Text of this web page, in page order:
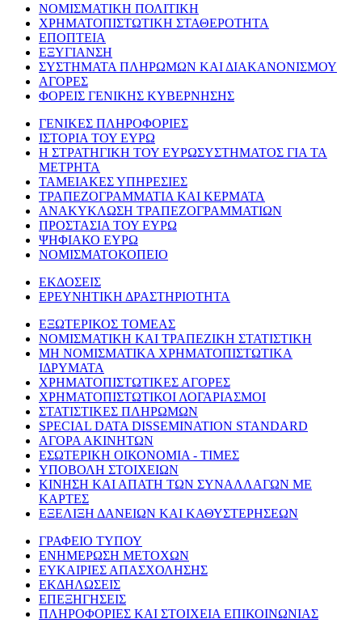
ΝΟΜΙΣΜΑΤΙΚΗ ΠΟΛΙΤΙΚΗ
ΧΡΗΜΑΤΟΠΙΣΤΩΤΙΚΗ ΣΤΑΘΕΡΟΤΗΤΑ
ΕΠΟΠΤΕΙΑ
ΕΞΥΓΙΑΝΣΗ
ΣΥΣΤΗΜΑΤΑ ΠΛΗΡΩΜΩΝ ΚΑΙ ΔΙΑΚΑΝΟΝΙΣΜΟΥ
ΑΓΟΡΕΣ
ΦΟΡΕΙΣ ΓΕΝΙΚΗΣ ΚΥΒΕΡΝΗΣΗΣ
ΓΕΝΙΚΕΣ ΠΛΗΡΟΦΟΡΙΕΣ
ΙΣΤΟΡΙΑ ΤΟΥ ΕΥΡΩ
Η ΣΤΡΑΤΗΓΙΚΗ ΤΟΥ ΕΥΡΩΣΥΣΤΗΜΑΤΟΣ ΓΙΑ ΤΑ
ΜΕΤΡΗΤΑ
ΤΑΜΕΙΑΚΕΣ ΥΠΗΡΕΣΙΕΣ
ΤΡΑΠΕΖΟΓΡΑΜΜΑΤΙΑ ΚΑΙ ΚΕΡΜΑΤΑ
ΑΝΑΚΥΚΛΩΣΗ ΤΡΑΠΕΖΟΓΡΑΜΜΑΤΙΩΝ
ΠΡΟΣΤΑΣΙΑ ΤΟΥ ΕΥΡΩ
ΨΗΦΙΑΚΟ ΕΥΡΩ
ΝΟΜΙΣΜΑΤΟΚΟΠΕΙΟ
ΕΚΔΟΣΕΙΣ
ΕΡΕΥΝΗΤΙΚΗ ΔΡΑΣΤΗΡΙΟΤΗΤΑ
ΕΞΩΤΕΡΙΚΟΣ ΤΟΜΕΑΣ
ΝΟΜΙΣΜΑΤΙΚΗ ΚΑΙ ΤΡΑΠΕΖΙΚΗ ΣΤΑΤΙΣΤΙΚΗ
ΜΗ ΝΟΜΙΣΜΑΤΙΚΑ ΧΡΗΜΑΤΟΠΙΣΤΩΤΙΚΑ
ΙΔΡΥΜΑΤΑ
ΧΡΗΜΑΤΟΠΙΣΤΩΤΙΚΕΣ ΑΓΟΡΕΣ
ΧΡΗΜΑΤΟΠΙΣΤΩΤΙΚΟΙ ΛΟΓΑΡΙΑΣΜΟΙ
ΣΤΑΤΙΣΤΙΚΕΣ ΠΛΗΡΩΜΩΝ
SPECIAL DATA DISSEMINATION STANDARD
ΑΓΟΡΑ ΑΚΙΝΗΤΩΝ
ΕΣΩΤΕΡΙΚΗ ΟΙΚΟΝΟΜΙΑ - ΤΙΜΕΣ
ΥΠΟΒΟΛΗ ΣΤΟΙΧΕΙΩΝ
ΚΙΝΗΣΗ ΚΑΙ ΑΠΑΤΗ ΤΩΝ ΣΥΝΑΛΛΑΓΩΝ ΜΕ
ΚΑΡΤΕΣ
ΕΞΕΛΙΞΗ ΔΑΝΕΙΩΝ ΚΑΙ ΚΑΘΥΣΤΕΡΗΣΕΩΝ
ΓΡΑΦΕΙΟ ΤΥΠΟΥ
ΕΝΗΜΕΡΩΣΗ ΜΕΤΟΧΩΝ
ΕΥΚΑΙΡΙΕΣ ΑΠΑΣΧΟΛΗΣΗΣ
ΕΚΔΗΛΩΣΕΙΣ
ΕΠΕΞΗΓΗΣΕΙΣ
ΠΛΗΡΟΦΟΡΙΕΣ ΚΑΙ ΣΤΟΙΧΕΙΑ ΕΠΙΚΟΙΝΩΝΙΑΣ